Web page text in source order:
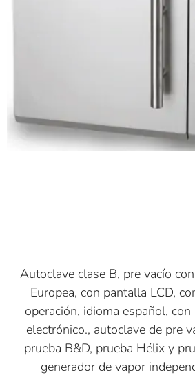
Autoclave clase B, pre vacío
Europea, con pantalla LCD,
operación, idioma español,
electrónico., autoclave de pre
prueba B&D, prueba Hélix y
generador de vapor